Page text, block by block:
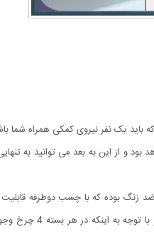
باید یک نفر نیروی کمکی همراه شما
بود و از این به بعد می توانید به
زنگ بوده که با چسب دوطرفه
خود را دارد، همچنین جای دو سوراخ پیچ تعبیه شده که